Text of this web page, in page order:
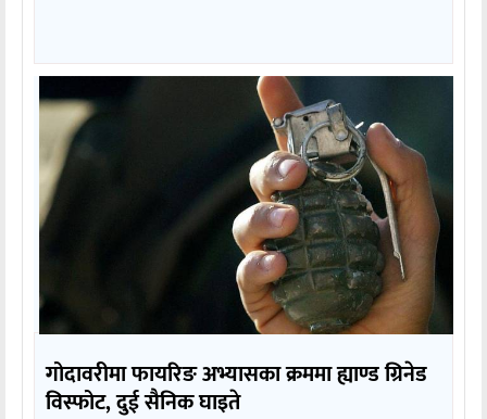
गोदावरीमा फायरिङ अभ्यासका क्रममा ह्याण्ड ग्रिनेड
विस्फोट, दुई सैनिक घाइते